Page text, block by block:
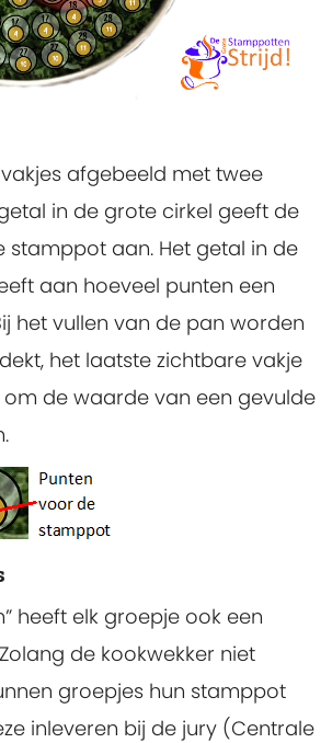
afgebeeld met twee
in de grote cirkel geeft de
stamppot aan. Het getal in de
aan hoeveel punten een
het vullen van de pan worden
het laatste zichtbare vakje
de waarde van een gevulde
heeft elk groepje ook een
de kookwekker niet
groepjes hun stamppot
inleveren bij de jury (Centrale